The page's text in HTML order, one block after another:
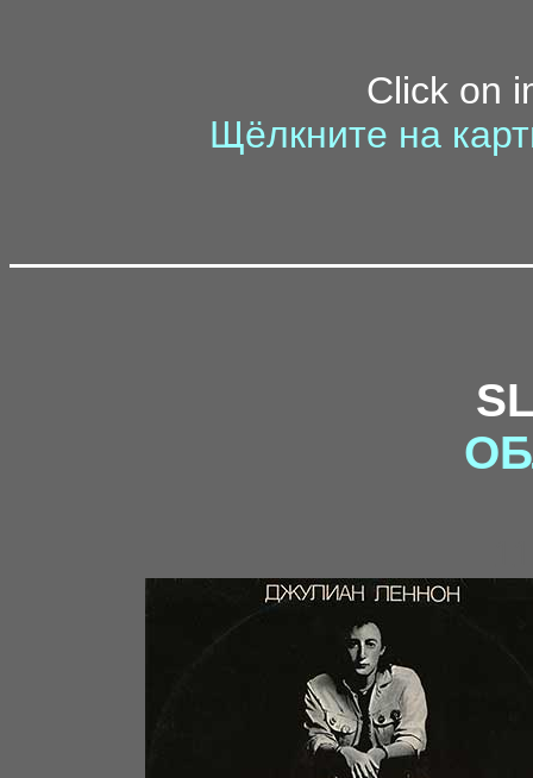
Click on
Щёлкните на